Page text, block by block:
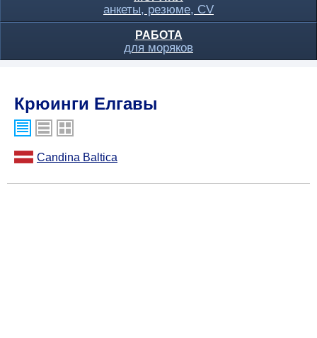
анкеты, резюме, CV
РАБОТА
для моряков
Крюинги Елгавы
Candina Baltica